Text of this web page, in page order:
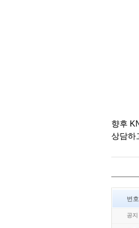
향후
상담하
번호
공지